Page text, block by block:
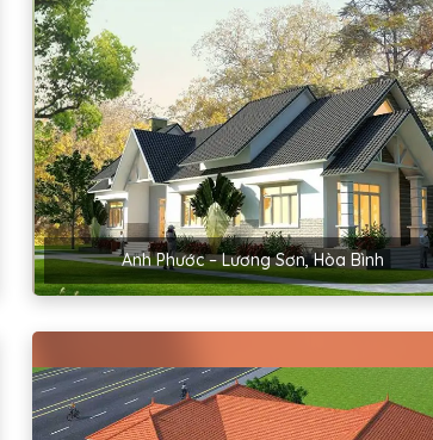
Anh Phước – Lương Sơn, Hòa Bình